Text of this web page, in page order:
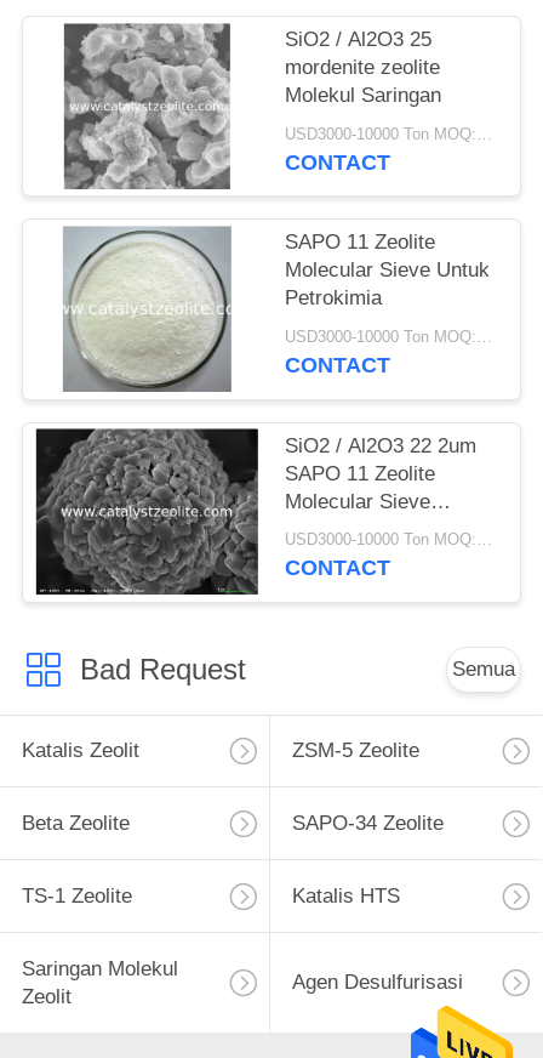
SiO2 / Al2O3 25
mordenite zeolite
Molekul Saringan
USD3000-10000 Ton MOQ:1 KG
CONTACT
SAPO 11 Zeolite
Molecular Sieve Untuk
Petrokimia
USD3000-10000 Ton MOQ:1 KG
CONTACT
SiO2 / Al2O3 22 2um
SAPO 11 Zeolite
Molecular Sieve
Powder
USD3000-10000 Ton MOQ:1 KG
CONTACT
Bad Request Semua
Katalis Zeolit ZSM-5 Zeolite
Beta Zeolite SAPO-34 Zeolite
TS-1 Zeolite Katalis HTS
Saringan Molekul
Zeolit
Agen Desulfurisasi